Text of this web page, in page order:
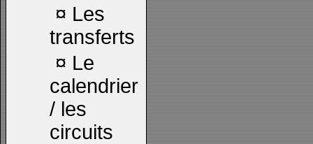
¤ Les
transferts
¤ Le
calendrier
/ les
circuits